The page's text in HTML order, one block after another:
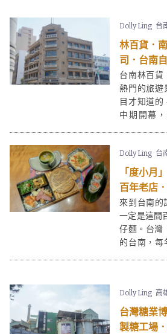
店除了咖啡
Dolly Ling 台
林百貨．
司．台南
台南林百貨
熱門的旅遊
目才知道
中期開幕
途，但林百
被定為法
以「文創百
開幕。
Dolly Ling 台
「度小月
百年老店
來到台南的
一定是這間
仔麵。台灣
的台南，每
中山路一直
續行就可以
喔！
Dolly Ling 高
台灣糖業
製糖工場